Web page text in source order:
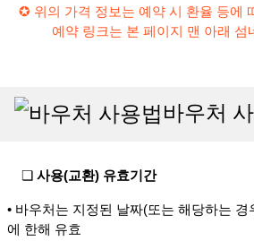
✪ 위의 가격 정보는 예약 시 환율 등에
예약 링크는 본 페이지 맨 아래 섬
바우처
❏ 사용(교환) 유효기간
• 바우처는 지정된 날짜(또는 해당하는
에 한해 유효